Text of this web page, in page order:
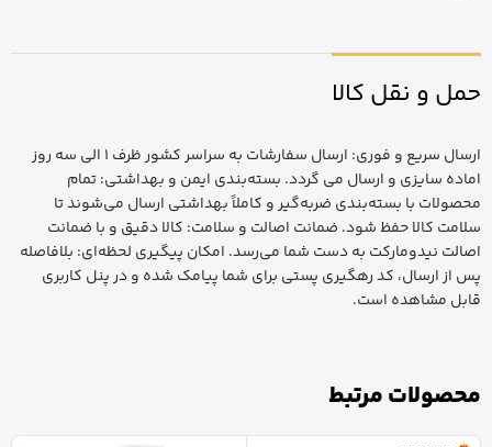
حمل و نقل کالا
ارسال سریع و فوری: ارسال سفارشات به سراسر کشور ظرف 1 الی سه روز
اماده سایزی و ارسال می گردد. بسته‌بندی ایمن و بهداشتی: تمام
محصولات با بسته‌بندی ضربه‌گیر و کاملاً بهداشتی ارسال می‌شوند تا
سلامت کالا حفظ شود. ضمانت اصالت و سلامت: کالا دقیق و با ضمانت
اصالت نیدومارکت به دست شما می‌رسد. امکان پیگیری لحظه‌ای: بلافاصله
پس از ارسال، کد رهگیری پستی برای شما پیامک شده و در پنل کاربری
قابل مشاهده است.
محصولات مرتبط